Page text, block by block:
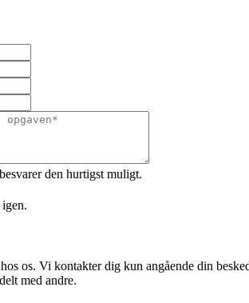
den hurtigst muligt.
os. Vi kontakter dig kun angående din
med andre.